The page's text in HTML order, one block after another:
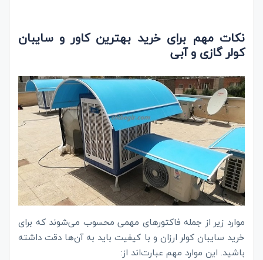
نکات مهم برای خرید بهترین کاور و سایبان
کولر گازی و آبی
موارد زیر از جمله فاکتورهای مهمی محسوب می‌شوند که برای
خرید سایبان کولر ارزان و با کیفیت باید به آن‌ها دقت داشته
باشید. این موارد مهم عبارت‌اند از: